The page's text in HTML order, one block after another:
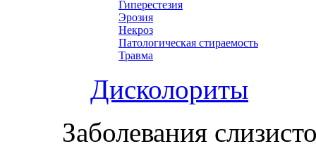
Гиперестезия
Эрозия
Некроз
Патологическая стираемость
Травма
Дисколориты
Заболевания